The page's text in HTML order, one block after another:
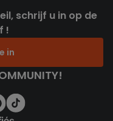
schrijf u in op de
!
in